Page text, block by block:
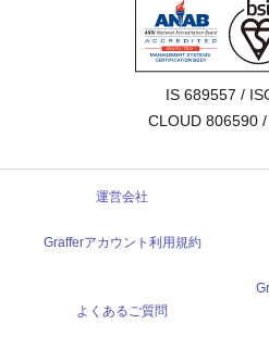
IS 689557 /
CLOUD 806590
運営会社
Grafferアカウント利用規約
よくあるご質問